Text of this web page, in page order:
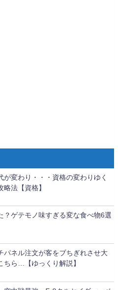
が変わり・・・資格の変わりゆく
法【資格】
？ゲテモノ味すぎる変な食べ物6選
パネル注文が客をブちぎれさせ大
ちら…【ゆっくり解説】